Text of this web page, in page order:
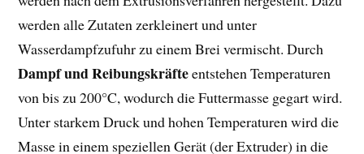
werden alle Zutaten zerkleinert und unter
Wasserdampfzufuhr zu einem Brei vermischt. Durch
Dampf und Reibungskräfteentstehen Temperaturen
von bis zu 200°C, wodurch die Futtermasse gegart wird.
Unter starkem Druck und hohen Temperaturen wird die
Masse in einem speziellen Gerät (der Extruder) in die